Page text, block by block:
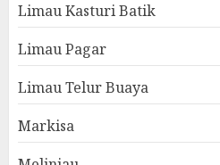
Limau Kasturi Batik
Limau Pagar
Limau Telur Buaya
Markisa